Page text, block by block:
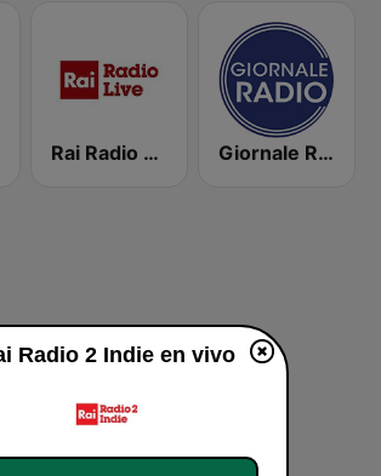
Rai Radio Live Giornale Radio
Radio 2 Indie en vivo